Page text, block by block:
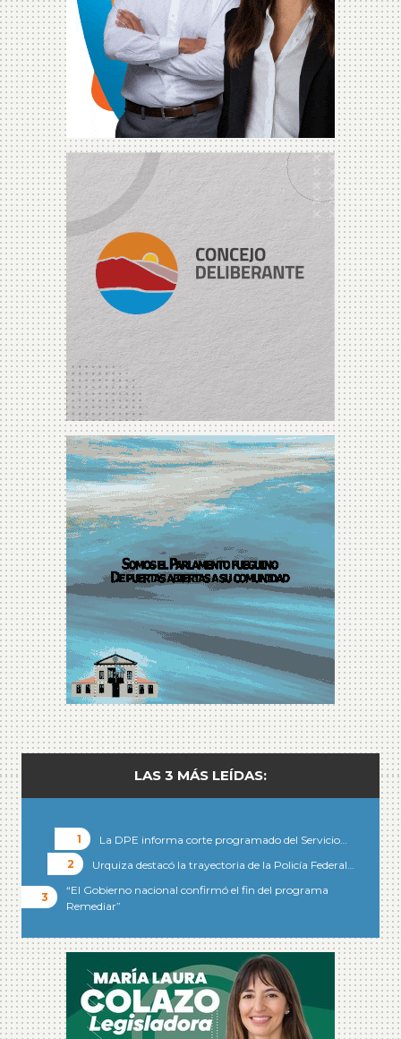
LAS 3 MÁS LEÍDAS:
La DPE informa corte programado del Servicio…
Urquiza destacó la trayectoria de la Policía Federal…
“El Gobierno nacional confirmó el fin del programa
Remediar”